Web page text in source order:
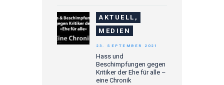
AKTUELL,
MEDIEN
Hass und
Beschimpfungen gegen
Kritiker der Ehe für alle –
eine Chronik
23. SEPTEMBER 2021